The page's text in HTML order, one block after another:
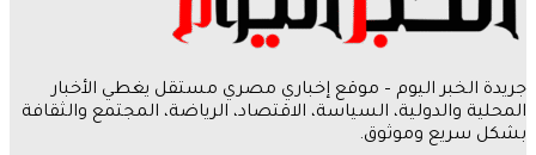
جريدة الخبر اليوم – موقع إخباري مصري مستقل يغطي الأخبار
المحلية والدولية، السياسة، الاقتصاد، الرياضة، المجتمع والثقافة
بشكل سريع وموثوق.